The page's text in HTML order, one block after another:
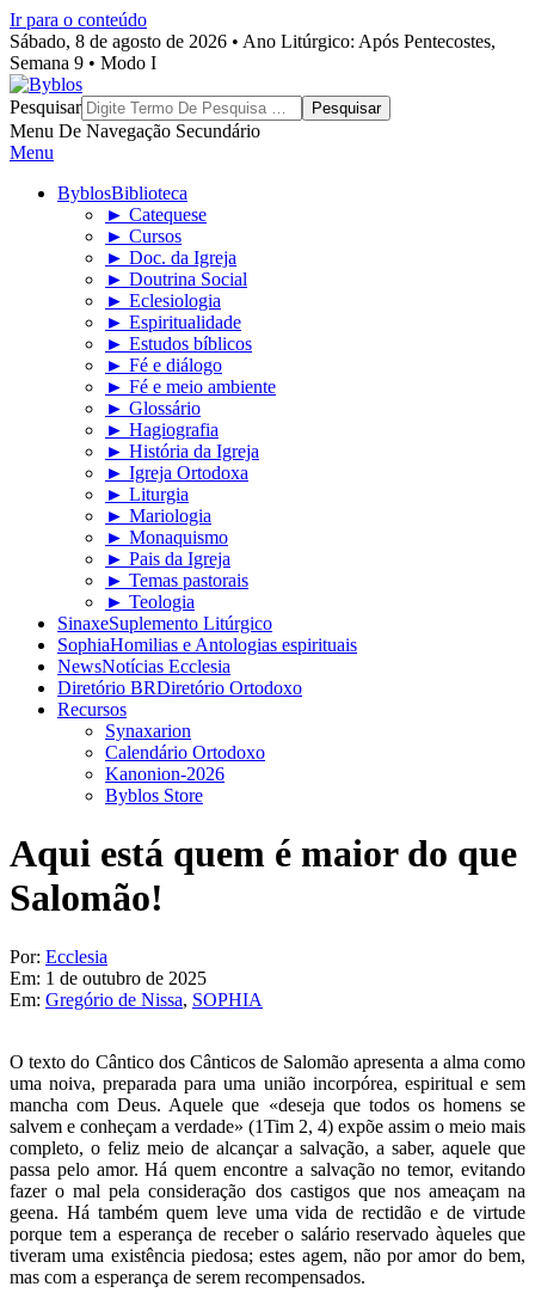
Ir para o conteúdo
Sábado, 8 de agosto de 2026 • Ano Litúrgico: Após Pentecostes,
Semana 9 • Modo I
Byblos
Pesquisar
Menu De Navegação Secundário
Menu
ByblosBiblioteca
► Catequese
► Cursos
► Doc. da Igreja
► Doutrina Social
► Eclesiologia
► Espiritualidade
► Estudos bíblicos
► Fé e diálogo
► Fé e meio ambiente
► Glossário
► Hagiografia
► História da Igreja
► Igreja Ortodoxa
► Liturgia
► Mariologia
► Monaquismo
► Pais da Igreja
► Temas pastorais
► Teologia
SinaxeSuplemento Litúrgico
SophiaHomilias e Antologias espirituais
NewsNotícias Ecclesia
Diretório BRDiretório Ortodoxo
Recursos
Synaxarion
Calendário Ortodoxo
Kanonion-2026
Byblos Store
Aqui está quem é maior do que
Salomão!
Por: Ecclesia
Em: 1 de outubro de 2025
Em: Gregório de Nissa, SOPHIA
O texto do Cântico dos Cânticos de Salomão apresenta a alma como
uma noiva, preparada para uma união incorpórea, espiritual e sem
mancha com Deus. Aquele que «deseja que todos os homens se
salvem e conheçam a verdade» (1Tim 2, 4) expõe assim o meio mais
completo, o feliz meio de alcançar a salvação, a saber, aquele que
passa pelo amor. Há quem encontre a salvação no temor, evitando
fazer o mal pela consideração dos castigos que nos ameaçam na
geena. Há também quem leve uma vida de rectidão e de virtude
porque tem a esperança de receber o salário reservado àqueles que
tiveram uma existência piedosa; estes agem, não por amor do bem,
mas com a esperança de serem recompensados.